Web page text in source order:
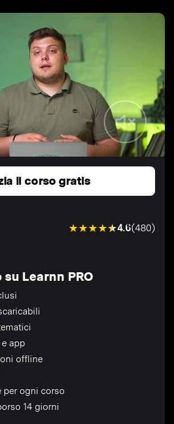
il corso gratis
4.6(480)
Learnn PRO
app
offline
per ogni corso
14 giorni